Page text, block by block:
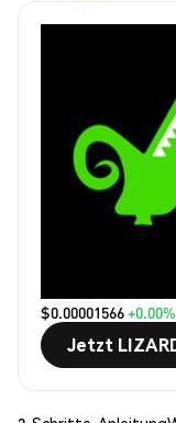
$0.00001566+0.00%
Jetzt